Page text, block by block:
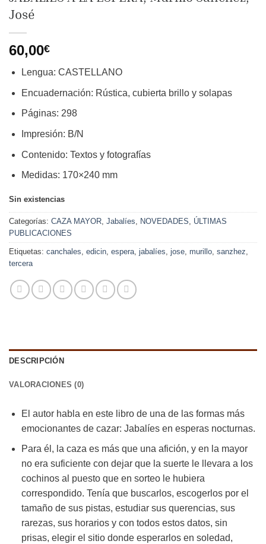
José
60,00€
Lengua: CASTELLANO
Encuadernación: Rústica, cubierta brillo y solapas
Páginas: 298
Impresión: B/N
Contenido: Textos y fotografías
Medidas: 170×240 mm
Sin existencias
Categorías: CAZA MAYOR Jabalíes NOVEDADES
ÚLTIMAS
PUBLICACIONES
Etiquetas: canchales edicin espera jabalíes jose murillo sanzhez
tercera
DESCRIPCIÓN
VALORACIONES (0)
El autor habla en este libro de una de las formas más
emocionantes de cazar: Jabalíes en esperas nocturnas.
Para él, la caza es más que una afición, y en la mayor
no era suficiente con dejar que la suerte le llevara a los
cochinos al puesto que en sorteo le hubiera
correspondido. Tenía que buscarlos, escogerlos por el
tamaño de sus pistas, estudiar sus querencias, sus
rarezas, sus horarios y con todos estos datos, sin
prisas, elegir el sitio donde esperarlos en soledad,